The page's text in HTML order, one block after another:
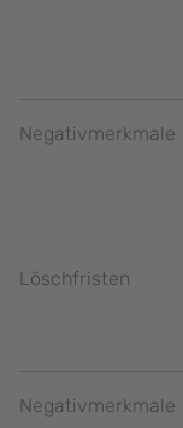
Negativmerkmale
Löschfristen
Negativmerkmale